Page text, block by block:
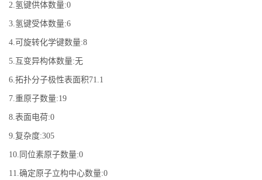
2.氢键供体数量:0
3.氢键受体数量:6
4.可旋转化学键数量:8
5.互变异构体数量:无
6.拓扑分子极性表面积71.1
7.重原子数量:19
8.表面电荷:0
9.复杂度:305
10.同位素原子数量:0
11.确定原子立构中心数量:0